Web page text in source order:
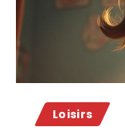
Loisirs